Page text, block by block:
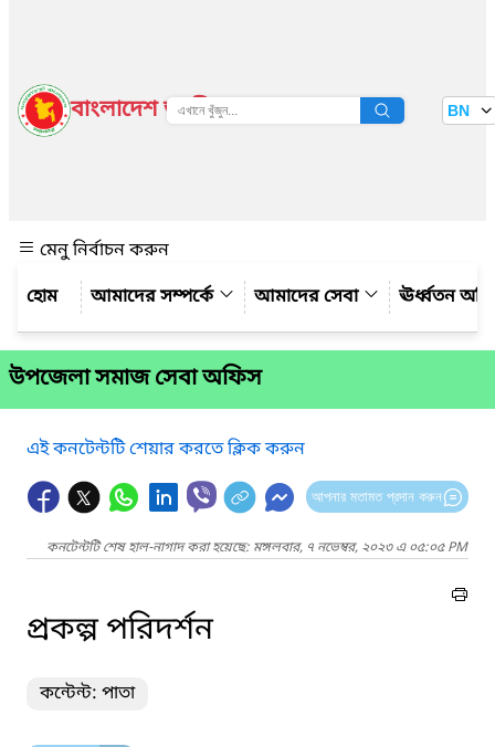
বাংলাদেশ জাতীয় তথ্য বাতায়ন BN
মেনু নির্বাচন করুন
আমাদের সম্পর্কে
আমাদের সেবা ঊর্ধ্বতন
উপজেলা সমাজ সেবা অফিস
এই কনটেন্টটি শেয়ার করতে ক্লিক করুন
আপনার মতামত প্রদান করুন
কনটেন্টটি শেষ হাল-নাগাদ করা হয়েছে: মঙ্গলবার, ৭ নভেম্বর, ২০২৩ এ ০৫:০৫ PM
প্রকল্প পরিদর্শন
কন্টেন্ট: পাতা